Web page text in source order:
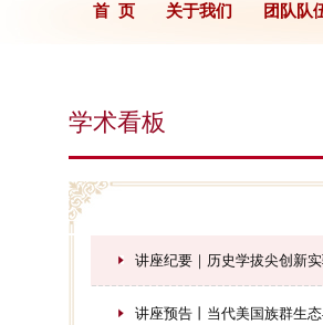
首 页 关于我们 团队队
学术看板
讲座纪要｜历史学拔尖创新
讲座预告丨当代美国族群生